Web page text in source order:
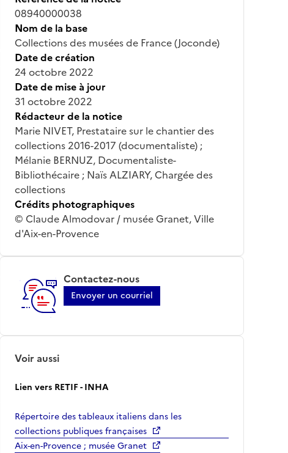
08940000038
Nom de la base
Collections des musées de France (Joconde)
Date de création
24 octobre 2022
Date de mise à jour
31 octobre 2022
Rédacteur de la notice
Marie NIVET, Prestataire sur le chantier des
collections 2016-2017 (documentaliste) ;
Mélanie BERNUZ, Documentaliste-
Bibliothécaire ; Naïs ALZIARY, Chargée des
collections
Crédits photographiques
© Claude Almodovar / musée Granet, Ville
d'Aix-en-Provence
Contactez-nous
Envoyer un courriel
Voir aussi
Lien vers RETIF - INHA
Répertoire des tableaux italiens dans les
collections publiques françaises
Aix-en-Provence ; musée Granet